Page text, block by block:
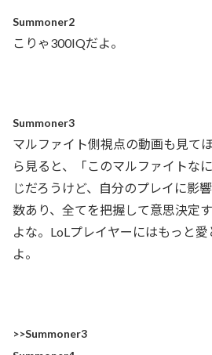
Summoner2
こりゃ300IQだよ。
Summoner3
マルファイト側視点の動画も見て
ら見ると、「このマルファイトな
じだろうけど、自分のプレイに影
数あり、全てを把握して意思決定
よな。LoLプレイヤーにはもっと
よ。
>>Summoner3